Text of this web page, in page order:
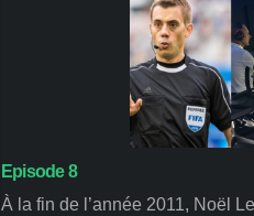
Episode 8
À la fin de l’année 2011, Noël